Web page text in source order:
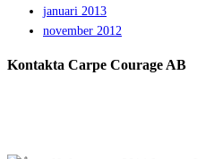
januari 2013
november 2012
Kontakta Carpe Courage AB